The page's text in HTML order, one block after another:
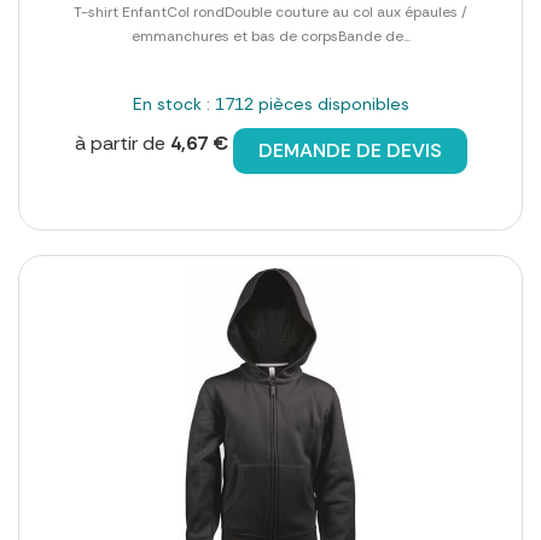
T-shirt EnfantCol rondDouble couture au col aux épaules /
emmanchures et bas de corpsBande de...
En stock : 1712 pièces disponibles
à partir de 4,67 € DEMANDE DE DEVIS